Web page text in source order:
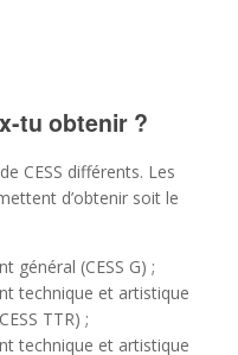
tu obtenir ?
CESS différents. Les
d’obtenir soit le
général (CESS G) ;
technique et artistique
TTR) ;
technique et artistique